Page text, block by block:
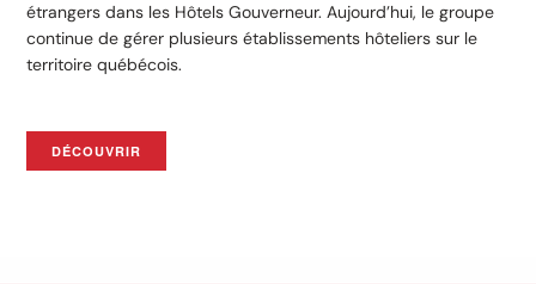
étrangers dans les Hôtels Gouverneur. Aujourd’hui, le groupe
continue de gérer plusieurs établissements hôteliers sur le
territoire québécois.
DÉCOUVRIR